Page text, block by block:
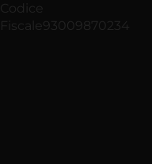
Codice
Fiscale93009870234